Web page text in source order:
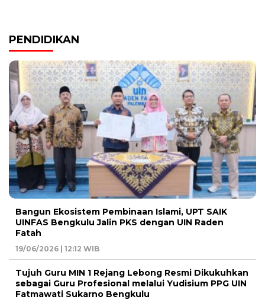
PENDIDIKAN
Bangun Ekosistem Pembinaan Islami, UPT SAIK
UINFAS Bengkulu Jalin PKS dengan UIN Raden
Fatah
19/06/2026 | 12:12 WIB
Tujuh Guru MIN 1 Rejang Lebong Resmi Dikukuhkan
sebagai Guru Profesional melalui Yudisium PPG UIN
Fatmawati Sukarno Bengkulu